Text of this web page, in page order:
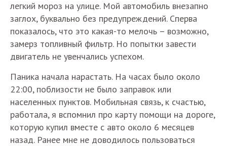
легкий мороз на улице. Мой автомобиль внезапно
заглох, буквально без предупреждений. Сперва
показалось, что это какая-то мелочь – возможно,
замерз топливный фильтр. Но попытки завести
двигатель не увенчались успехом.
Паника начала нарастать. На часах было около
22:00, поблизости не было заправок или
населенных пунктов. Мобильная связь, к счастью,
работала, я вспомнил про карту помощи на дороге,
которую купил вместе с авто около 6 месяцев
назад. Ранее мне не доводилось пользоваться